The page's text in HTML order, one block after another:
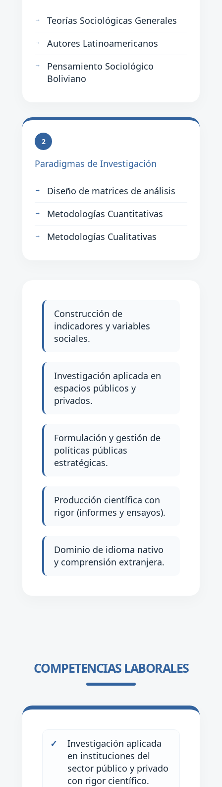
Teorías Sociológicas Generales
Autores Latinoamericanos
Pensamiento Sociológico
Boliviano
2
Paradigmas de Investigación
Diseño de matrices de análisis
Metodologías Cuantitativas
Metodologías Cualitativas
Construcción de
indicadores y variables
sociales.
Investigación aplicada en
espacios públicos y
privados.
Formulación y gestión de
políticas públicas
estratégicas.
Producción científica con
rigor (informes y ensayos).
Dominio de idioma nativo
y comprensión extranjera.
COMPETENCIAS LABORALES
✓
Investigación aplicada
en instituciones del
sector público y privado
con rigor científico.